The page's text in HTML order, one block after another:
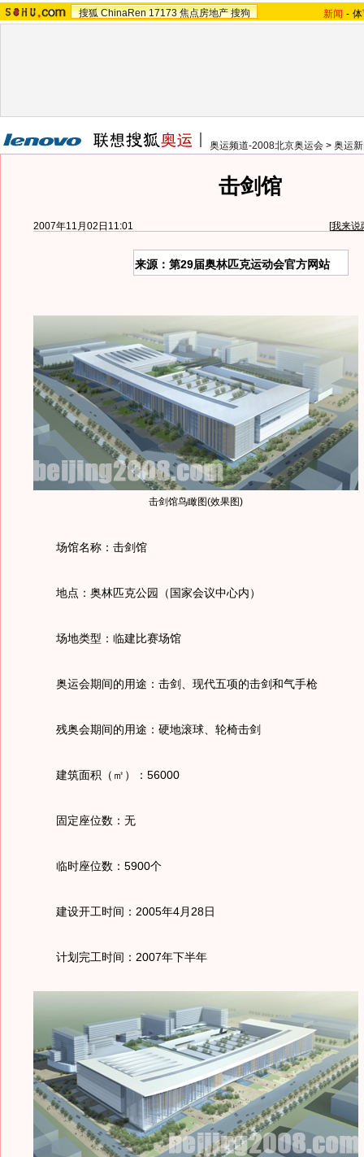
搜狐 ChinaRen 17173 焦点房地产 搜狗 新闻 -
奥运频道-2008北京奥运会 > 奥运
击剑馆
2007年11月02日11:01 [我来说
来源：第29届奥林匹克运动会官方网站
击剑馆鸟瞰图(效果图)
场馆名称：击剑馆
地点：奥林匹克公园（国家会议中心内）
场地类型：临建比赛场馆
奥运会期间的用途：击剑、现代五项的击剑和气手枪
残奥会期间的用途：硬地滚球、轮椅击剑
建筑面积（㎡）：56000
固定座位数：无
临时座位数：5900个
建设开工时间：2005年4月28日
计划完工时间：2007年下半年